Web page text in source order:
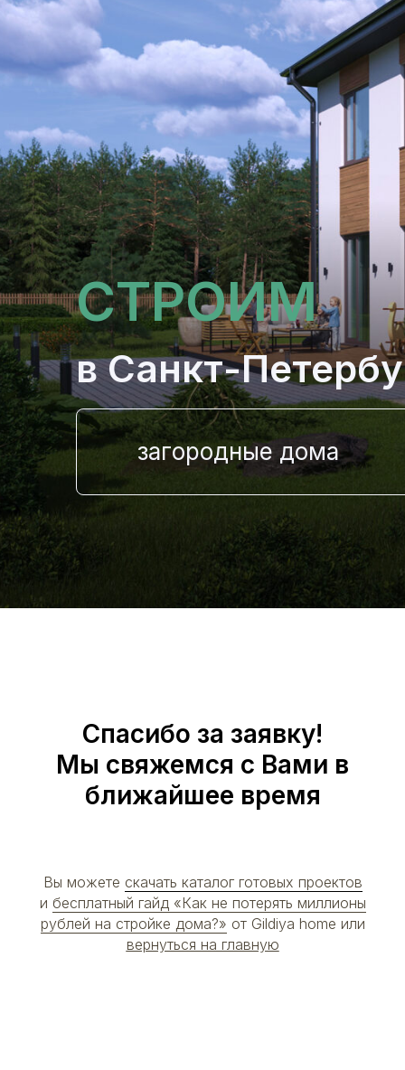
в Санкт-
СТРОИМ
загородные дома
Спасибо за заявку!
Мы свяжемся с Вами в
ближайшее время
Вы можете скачать каталог готовых проектов
и бесплатный гайд «Как не потерять миллионы
рублей на стройке дома?» от Gildiya home или
вернуться на главную